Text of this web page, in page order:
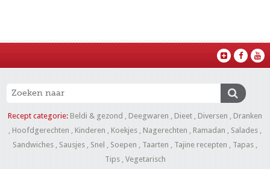
Recept categorie: Beldi & gezond , Deegwaren , Dieet , Diversen , Dranken
, Hoofdgerechten , Kinderen , Koekjes , Nagerechten , Ramadan , Salades ,
Sandwiches , Sausjes , Snel , Soepen , Taarten , Tajine recepten , Tapas ,
Tips, Vegetarisch